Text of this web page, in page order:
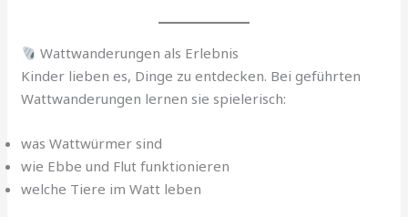
Wattwanderungen als Erlebnis
Kinder lieben es, Dinge zu entdecken. Bei geführten
Wattwanderungen lernen sie spielerisch:
was Wattwürmer sind
wie Ebbe und Flut funktionieren
welche Tiere im Watt leben